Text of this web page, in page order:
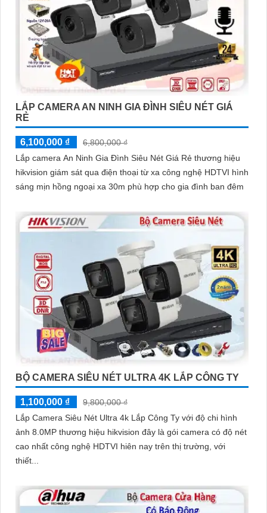
LẮP CAMERA AN NINH GIA ĐÌNH SIÊU NÉT GIÁ
RẺ
6,100,000 ₫
6,800,000 ₫
Lắp camera An Ninh Gia Đình Siêu Nét Giá Rẻ thương hiệu
hikvision giám sát qua điện thoại từ xa công nghệ HDTVI hình
sáng mịn hồng ngoại xa 30m phù hợp cho gia đình ban đêm
BỘ CAMERA SIÊU NÉT ULTRA 4K LẮP CÔNG TY
1,100,000 ₫
9,800,000 ₫
Lắp Camera Siêu Nét Ultra 4k Lắp Công Ty với độ chi hình
ảnh 8.0MP thương hiệu hikvision đây là gói camera có độ nét
cao nhất công nghệ HDTVI hiên nay trên thị trường, với
thiết...